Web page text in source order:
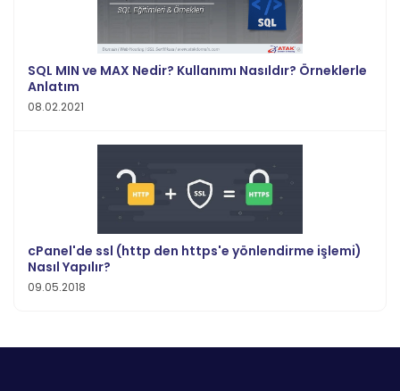
SQL MIN ve MAX Nedir? Kullanımı Nasıldır? Örneklerle
Anlatım
08.02.2021
cPanel'de ssl (http den https'e yönlendirme işlemi)
Nasıl Yapılır?
09.05.2018